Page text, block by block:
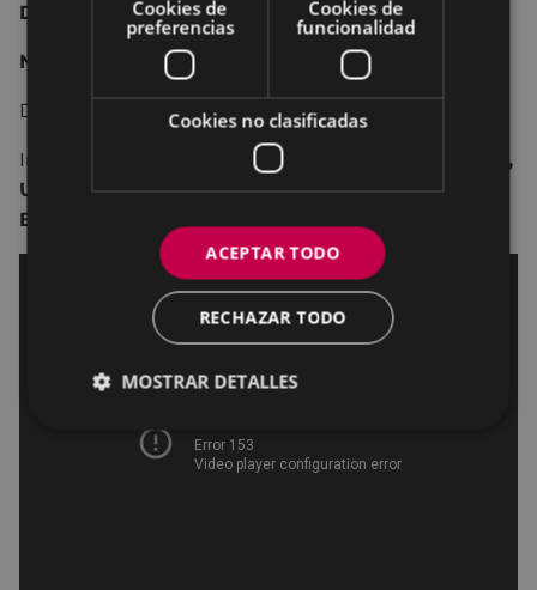
Drama, bélico.
No recomendada para menores de 16 años.
Dirección: János Szász.
Interpretación:
András Gyémánt, László Gyémánt,
Ulrich Thomsen, Orsolya Tóth, Gyöngyvér
Bognár, Piroska Molnár, Ulrich Matthes.
Cookies de
preferencias
Cookies de
funcionalidad
Cookies no clasificadas
ACEPTAR TODO
RECHAZAR TODO
MOSTRAR DETALLES